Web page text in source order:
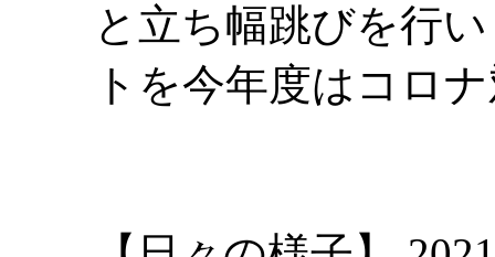
と立ち幅跳びを行
トを今年度はコロ